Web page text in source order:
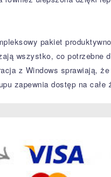
pakiet
wszystko, co potrzebne
z Windows sprawiają,
zapewnia dostęp na